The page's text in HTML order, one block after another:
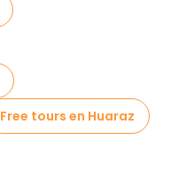
Free tours en Huaraz